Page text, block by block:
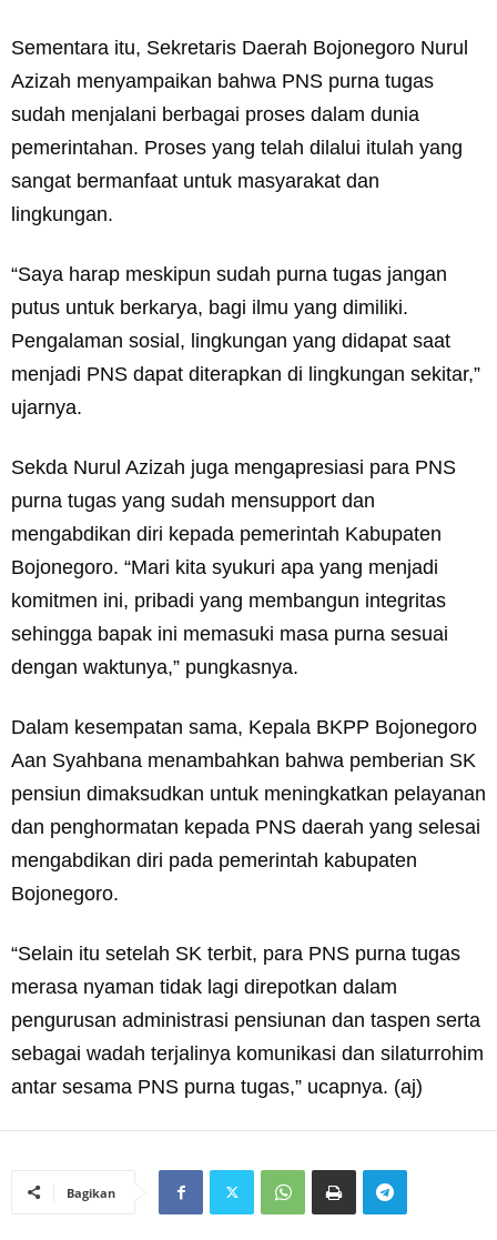
Sementara itu, Sekretaris Daerah Bojonegoro Nurul
Azizah menyampaikan bahwa PNS purna tugas
sudah menjalani berbagai proses dalam dunia
pemerintahan. Proses yang telah dilalui itulah yang
sangat bermanfaat untuk masyarakat dan
lingkungan.
“Saya harap meskipun sudah purna tugas jangan
putus untuk berkarya, bagi ilmu yang dimiliki.
Pengalaman sosial, lingkungan yang didapat saat
menjadi PNS dapat diterapkan di lingkungan sekitar,”
ujarnya.
Sekda Nurul Azizah juga mengapresiasi para PNS
purna tugas yang sudah mensupport dan
mengabdikan diri kepada pemerintah Kabupaten
Bojonegoro. “Mari kita syukuri apa yang menjadi
komitmen ini, pribadi yang membangun integritas
sehingga bapak ini memasuki masa purna sesuai
dengan waktunya,” pungkasnya.
Dalam kesempatan sama, Kepala BKPP Bojonegoro
Aan Syahbana menambahkan bahwa pemberian SK
pensiun dimaksudkan untuk meningkatkan pelayanan
dan penghormatan kepada PNS daerah yang selesai
mengabdikan diri pada pemerintah kabupaten
Bojonegoro.
“Selain itu setelah SK terbit, para PNS purna tugas
merasa nyaman tidak lagi direpotkan dalam
pengurusan administrasi pensiunan dan taspen serta
sebagai wadah terjalinya komunikasi dan silaturrohim
antar sesama PNS purna tugas,” ucapnya. (aj)
Bagikan